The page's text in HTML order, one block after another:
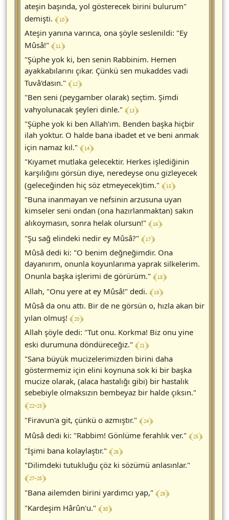
ateşin başında, yol gösterecek birini bulurum"
demişti. ﴾ 10 ﴿
Ateşin yanına varınca, ona şöyle seslenildi: "Ey
Mûsâ!" ﴾ 11 ﴿
"Şüphe yok ki, ben senin Rabbinim. Hemen
ayakkabılarını çıkar. Çünkü sen mukaddes vadi
Tuvâ'dasın." ﴾ 12 ﴿
"Ben seni (peygamber olarak) seçtim. Şimdi
vahyolunacak şeyleri dinle." ﴾ 13 ﴿
"Şüphe yok ki ben Allah'ım. Benden başka hiçbir
ilah yoktur. O halde bana ibadet et ve beni anmak
için namaz kıl." ﴾ 14 ﴿
"Kıyamet mutlaka gelecektir. Herkes işlediğinin
karşılığını görsün diye, neredeyse onu gizleyecek
(geleceğinden hiç söz etmeyecek)tim." ﴾ 15 ﴿
"Buna inanmayan ve nefsinin arzusuna uyan
kimseler seni ondan (ona hazırlanmaktan) sakın
alıkoymasın, sonra helak olursun!" ﴾ 16 ﴿
"Şu sağ elindeki nedir ey Mûsâ?" ﴾ 17 ﴿
Mûsâ dedi ki: "O benim değneğimdir. Ona
dayanırım, onunla koyunlarıma yaprak silkelerim.
Onunla başka işlerimi de görürüm." ﴾ 18 ﴿
Allah, "Onu yere at ey Mûsâ!" dedi. ﴾ 19 ﴿
Mûsâ da onu attı. Bir de ne görsün o, hızla akan bir
yılan olmuş! ﴾ 20 ﴿
Allah şöyle dedi: "Tut onu. Korkma! Biz onu yine
eski durumuna döndüreceğiz." ﴾ 21 ﴿
"Sana büyük mucizelerimizden birini daha
göstermemiz için elini koynuna sok ki bir başka
mucize olarak, (alaca hastalığı gibi) bir hastalık
sebebiyle olmaksızın bembeyaz bir halde çıksın."
﴾ 22-23 ﴿
"Firavun'a git, çünkü o azmıştır." ﴾ 24 ﴿
Mûsâ dedi ki: "Rabbim! Gönlüme ferahlık ver." ﴾ 25 ﴿
"İşimi bana kolaylaştır." ﴾ 26 ﴿
"Dilimdeki tutukluğu çöz ki sözümü anlasınlar."
﴾ 27-28 ﴿
"Bana ailemden birini yardımcı yap," ﴾ 29 ﴿
"Kardeşim Hârûn'u." ﴾ 30 ﴿